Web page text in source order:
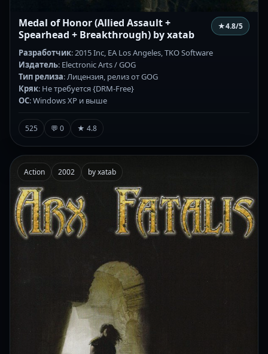
Medal of Honor (Allied Assault +
Spearhead + Breakthrough) by xatab
★4.8/5
Разработчик: 2015 Inc, EA Los Angeles, TKO Software
Издатель: Electronic Arts / GOG
Тип релиза: Лицензия, релиз от GOG
Кряк: Не требуется {DRM-Free}
ОС: Windows XP и выше
525 💬 0 ★ 4.8
Action 2002 by xatab